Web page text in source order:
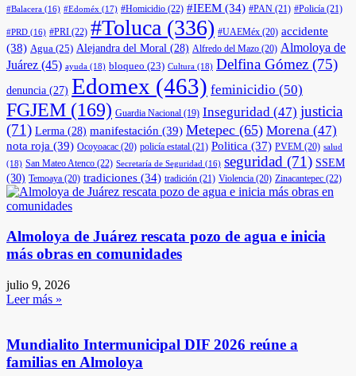
#Balacera (16) #Edoméx (17) #Homicidio (22) #IEEM (34) #PAN (21) #Policía (21)
#PRD (16) #PRI (22) #Toluca (336) #UAEMéx (20) accidente
(38) Agua (25) Alejandra del Moral (28) Alfredo del Mazo (20) Almoloya de
Juárez (45) ayuda (18) bloqueo (23) Cultura (18) Delfina Gómez (75)
denuncia (27) Edomex (463) feminicidio (50)
FGJEM (169) Guardia Nacional (19) Inseguridad (47) justicia
(71) Lerma (28) manifestación (39) Metepec (65) Morena (47)
nota roja (39) Ocoyoacac (20) policía estatal (21) Politica (37) PVEM (20) salud
(18) San Mateo Atenco (22) Secretaría de Seguridad (16) seguridad (71) SSEM
(30) Temoaya (20) tradiciones (34) tradición (21) Violencia (20) Zinacantepec (22)
Almoloya de Juárez rescata pozo de agua e inicia
más obras en comunidades
julio 9, 2026
Leer más »
Mundialito Intermunicipal DIF 2026 reúne a
familias en Almoloya